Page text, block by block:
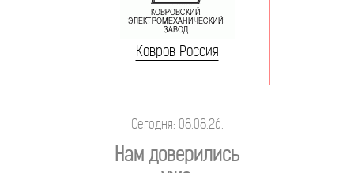
Ковров Россия
Сегодня: 08.08.26.
Нам доверились